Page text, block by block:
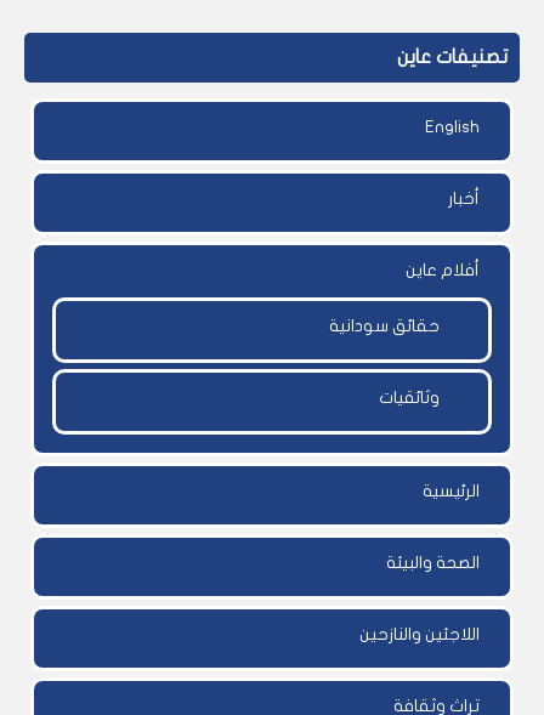
تصنيفات عاين
English
أخبار
أفلام عاين
حقائق سودانية
وثائقيات
الرئيسية
الصحة والبيئة
اللاجئين والنازحين
تراث وثقافة